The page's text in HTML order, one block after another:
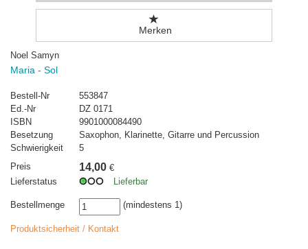
Merken
Noel Samyn
Maria - Sol
Bestell-Nr
553847
Ed.-Nr
DZ 0171
ISBN
9901000084490
Besetzung
Saxophon, Klarinette, Gitarre und Percussion
Schwierigkeit
5
Preis
14,00 €
Lieferstatus
Lieferbar
Bestellmenge (mindestens 1)
Produktsicherheit / Kontakt